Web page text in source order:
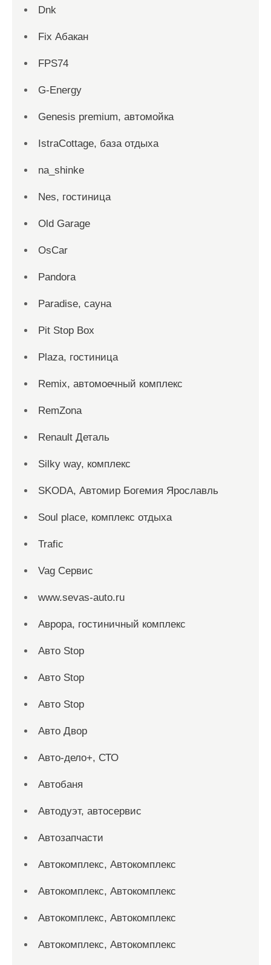
Dnk
Fix Абакан
FPS74
G-Energy
Genesis premium, автомойка
IstraCottage, база отдыха
na_shinke
Nes, гостиница
Old Garage
OsCar
Pandora
Paradise, сауна
Pit Stop Box
Plaza, гостиница
Remix, автомоечный комплекс
RemZona
Renault Деталь
Silky way, комплекс
SKODA, Автомир Богемия Ярославль
Soul place, комплекс отдыха
Trafic
Vag Сервис
www.sevas-auto.ru
Аврора, гостиничный комплекс
Авто Stop
Авто Stop
Авто Stop
Авто Двор
Авто-дело+, СТО
Автобаня
Автодуэт, автосервис
Автозапчасти
Автокомплекс, Автокомплекс
Автокомплекс, Автокомплекс
Автокомплекс, Автокомплекс
Автокомплекс, Автокомплекс